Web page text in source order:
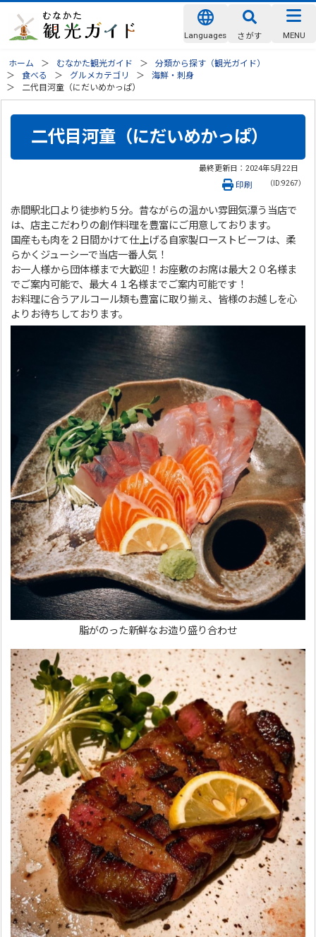
Languages さがす MENU
ホーム むなかた観光ガイド
分類から探す（観光ガイド）
食べる
グルメカテゴリ
海鮮・刺身
二代目河童（にだいめかっぱ）
二代目河童（にだいめかっぱ）
最終更新日： 2024年5月22日
（ID:9267）
印刷
赤間駅北口より徒歩約５分。昔ながらの温かい雰囲気漂う当店で
は、店主こだわりの創作料理を豊富にご用意しております。
国産もも肉を２日間かけて仕上げる自家製ローストビーフは、柔
らかくジューシーで当店一番人気！
お一人様から団体様まで大歓迎！お座敷のお席は最大２０名様ま
でご案内可能で、最大４１名様までご案内可能です！
お料理に合うアルコール類も豊富に取り揃え、皆様のお越しを心
よりお待ちしております。
脂がのった新鮮なお造り盛り合わせ